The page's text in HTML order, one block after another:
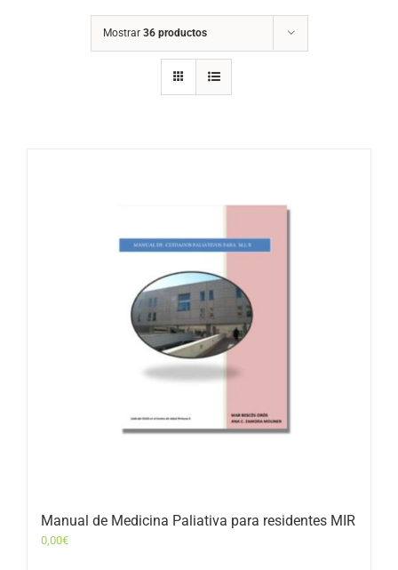
Mostrar 36 productos
Manual de Medicina Paliativa para residentes MIR
0,00€